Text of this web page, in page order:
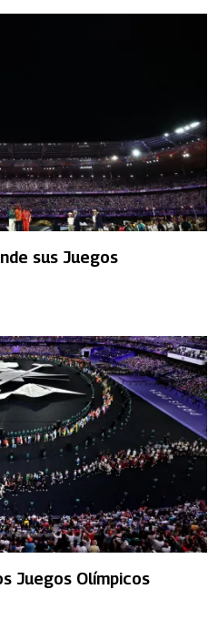
sus Juegos
Juegos Olímpicos